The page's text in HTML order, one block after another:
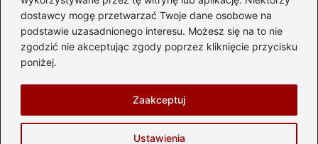
dostawcy mogę przetwarzać Twoje dane osobowe na
podstawie uzasadnionego interesu. Możesz się na to nie
zgodzić nie akceptując zgody poprzez kliknięcie przycisku
poniżej.
Ustawienia
Zaakceptuj
Prawo jazdy(77)
Samochody(238)
Silnik(83)
Prywatność Zasady użytkowania